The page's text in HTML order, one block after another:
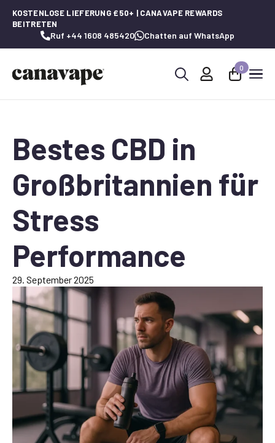
KOSTENLOSE LIEFERUNG £50+ | CANAVAPE REWARDS
BEITRETEN
Ruf +44 1608 485420 Chatten auf WhatsApp
0
Bestes CBD in
Großbritannien für
Stress
Performance
29. September 2025